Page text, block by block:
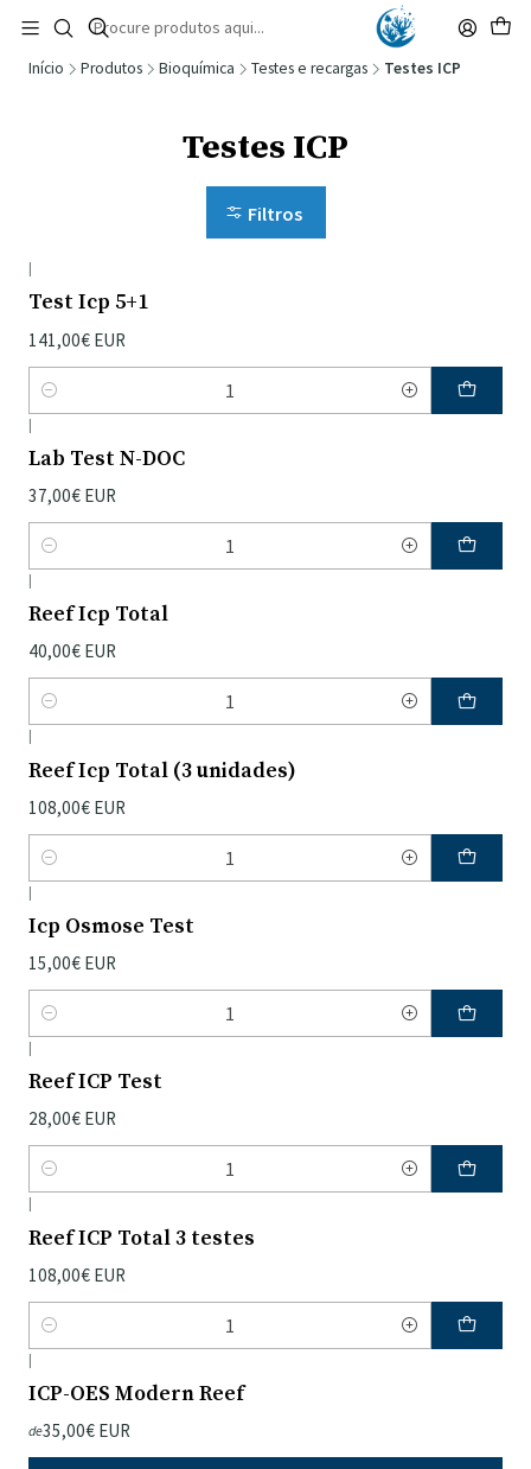
🚚 Portugal Continental: Portes Grátis desde 149,90€ (Envio extresso: 14,90€)
Ler mais
Início Produtos Bioquímica Testes e recargas Testes ICP
Testes ICP
Filtros
|
Test Icp 5+1
141,00€ EUR
Quantidade
|
Lab Test N-DOC
37,00€ EUR
Quantidade
|
Reef Icp Total
40,00€ EUR
Quantidade
|
Reef Icp Total (3 unidades)
108,00€ EUR
Quantidade
|
Icp Osmose Test
15,00€ EUR
Quantidade
|
Reef ICP Test
28,00€ EUR
Quantidade
|
Reef ICP Total 3 testes
108,00€ EUR
Quantidade
|
ICP-OES Modern Reef
de35,00€ EUR